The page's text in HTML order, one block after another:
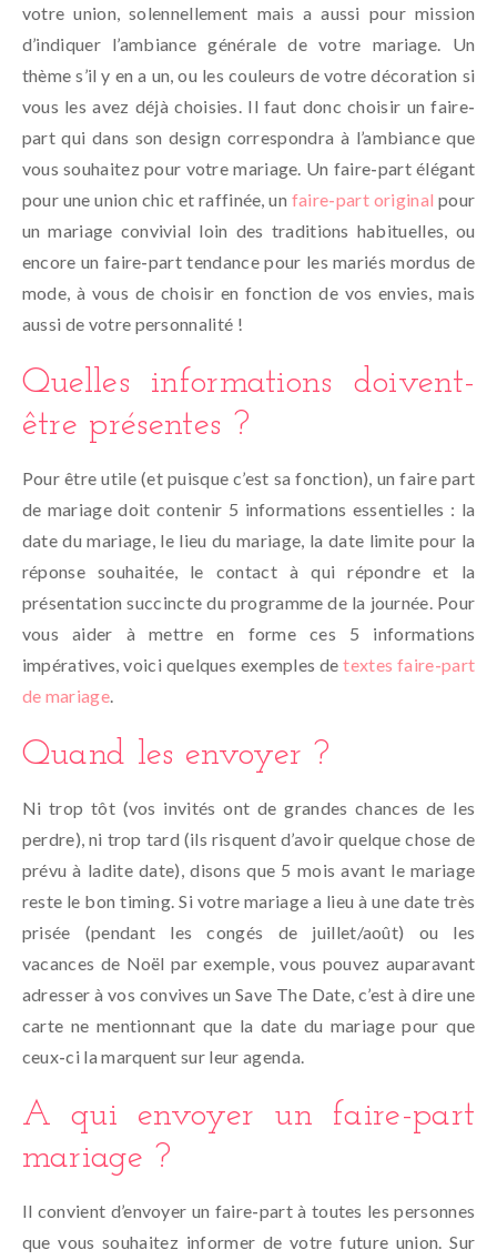
votre union, solennellement mais a aussi pour mission
d’indiquer l’ambiance générale de votre mariage. Un
thème s’il y en a un, ou les couleurs de votre décoration si
vous les avez déjà choisies. Il faut donc choisir un faire-
part qui dans son design correspondra à l’ambiance que
vous souhaitez pour votre mariage. Un faire-part élégant
pour une union chic et raffinée, un faire-part original pour
un mariage convivial loin des traditions habituelles, ou
encore un faire-part tendance pour les mariés mordus de
mode, à vous de choisir en fonction de vos envies, mais
aussi de votre personnalité !
Quelles informations doivent-
être présentes ?
Pour être utile (et puisque c’est sa fonction), un faire part
de mariage doit contenir 5 informations essentielles : la
date du mariage, le lieu du mariage, la date limite pour la
réponse souhaitée, le contact à qui répondre et la
présentation succincte du programme de la journée. Pour
vous aider à mettre en forme ces 5 informations
impératives, voici quelques exemples detextes faire-part
de mariage.
Quand les envoyer ?
Ni trop tôt (vos invités ont de grandes chances de les
perdre), ni trop tard (ils risquent d’avoir quelque chose de
prévu à ladite date), disons que 5 mois avant le mariage
reste le bon timing. Si votre mariage a lieu à une date très
prisée (pendant les congés de juillet/août) ou les
vacances de Noël par exemple, vous pouvez auparavant
adresser à vos convives un Save The Date, c’est à dire une
carte ne mentionnant que la date du mariage pour que
ceux-ci la marquent sur leur agenda.
A qui envoyer un faire-part
mariage ?
Il convient d’envoyer un faire-part à toutes les personnes
que vous souhaitez informer de votre future union. Sur